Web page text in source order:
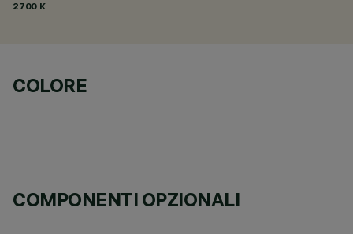
2700 K
COLORE
COMPONENTI OPZIONALI